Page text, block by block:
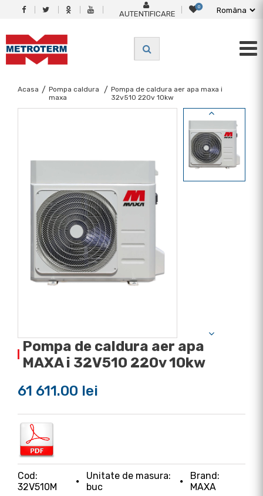
AUTENTIFICARE
0
Acasa / Pompa caldura
maxa
/ Pompa de caldura aer apa maxa i
32v510 220v 10kw
Pompa de caldura aer apa
MAXA i 32V510 220v 10kw
61 611.00 lei
Cod:
32V510M
Unitate de masura:
buc
Brand:
MAXA